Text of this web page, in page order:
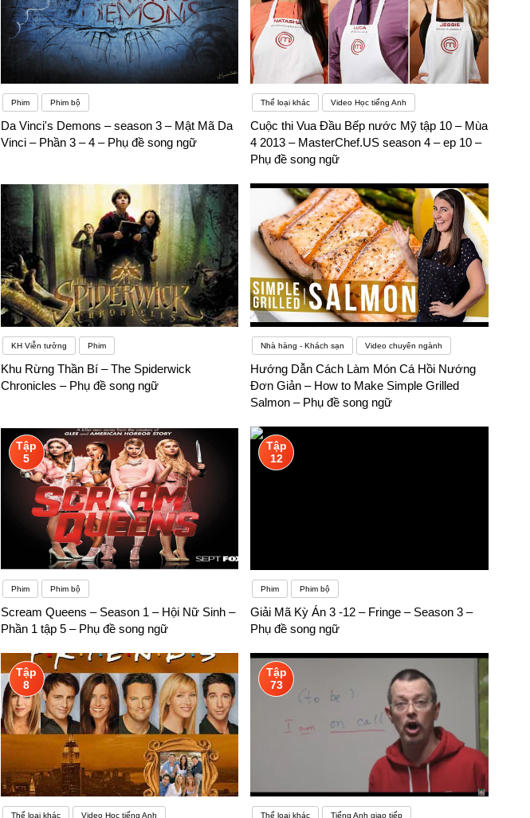
Phim Phim bộ
Da Vinci's Demons – season 3 – Mật Mã Da
Vinci – Phần 3 – 4 – Phụ đề song ngữ
Thể loại khác Video Học tiếng Anh
Cuộc thi Vua Đầu Bếp nước Mỹ tập 10 – Mùa
4 2013 – MasterChef.US season 4 – ep 10 –
Phụ đề song ngữ
KH Viễn tưởng Phim
Khu Rừng Thần Bí – The Spiderwick
Chronicles – Phụ đề song ngữ
Nhà hàng - Khách sạn Video chuyên ngành
Hướng Dẫn Cách Làm Món Cá Hồi Nướng
Đơn Giản – How to Make Simple Grilled
Salmon – Phụ đề song ngữ
Tập
5
Phim Phim bộ
Scream Queens – Season 1 – Hội Nữ Sinh –
Phần 1 tập 5 – Phụ đề song ngữ
Tập
12
Phim Phim bộ
Giải Mã Kỳ Án 3 -12 – Fringe – Season 3 –
Phụ đề song ngữ
Tập
8
Thể loại khác Video Học tiếng Anh
Tập
73
Thể loại khác Tiếng Anh giao tiếp